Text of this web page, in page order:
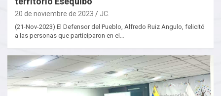
20 de noviembre de 2023 JC.
(21-Nov-2023) El Defensor del Pueblo, Alfredo Ruiz Angulo, felicitó
a las personas que participaron en el…